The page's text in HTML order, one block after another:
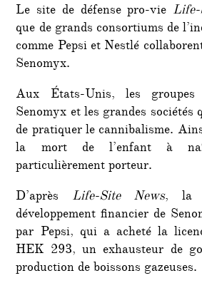
Le site de défense pro-vie
que de grands consortiums de
comme Pepsi et Nestlé
Senomyx.
Aux États-Unis, les groupes
Senomyx et les grandes
de pratiquer le cannibalisme.
la mort de l’enfant à
particulièrement porteur.
D’après Life-Site News, la
développement financier de
par Pepsi, qui a acheté la
HEK 293, un exhausteur de
production de boissons gazeuses.